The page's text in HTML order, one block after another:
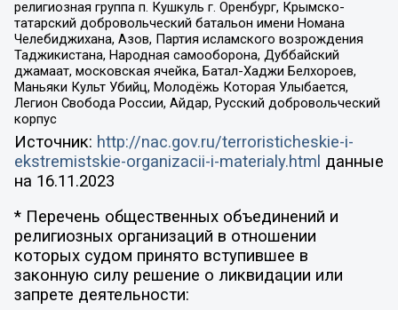
религиозная группа п. Кушкуль г. Оренбург, Крымско-
татарский добровольческий батальон имени Номана
Челебиджихана, Азов, Партия исламского возрождения
Таджикистана, Народная самооборона, Дуббайский
джамаат, московская ячейка, Батал-Хаджи Белхороев,
Маньяки Культ Убийц, Молодёжь Которая Улыбается,
Легион Свобода России, Айдар, Русский добровольческий
корпус
Источник: http://nac.gov.ru/terroristicheskie-i-
ekstremistskie-organizacii-i-materialy.html данные
на 16.11.2023
* Перечень общественных объединений и
религиозных организаций в отношении
которых судом принято вступившее в
законную силу решение о ликвидации или
запрете деятельности: